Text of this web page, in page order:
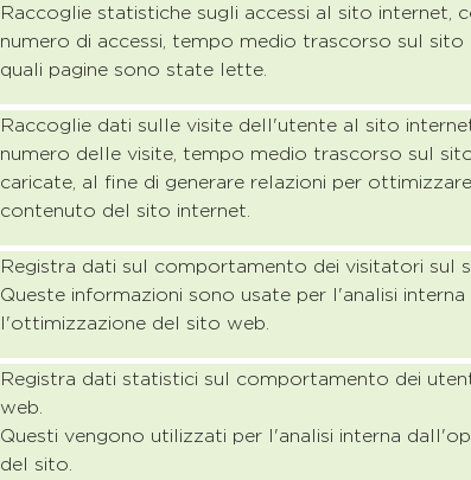
Raccoglie statistiche sugli accessi al sito internet,
numero di accessi, tempo medio trascorso sul sito
quali pagine sono state lette.
Raccoglie dati sulle visite dell'utente al sito
numero delle visite, tempo medio trascorso sul
caricate, al fine di generare relazioni per
contenuto del sito internet.
Registra dati sul comportamento dei visitatori sul
Queste informazioni sono usate per l'analisi interna
l'ottimizzazione del sito web.
Registra dati statistici sul comportamento dei
web.
Questi vengono utilizzati per l'analisi interna
del sito.